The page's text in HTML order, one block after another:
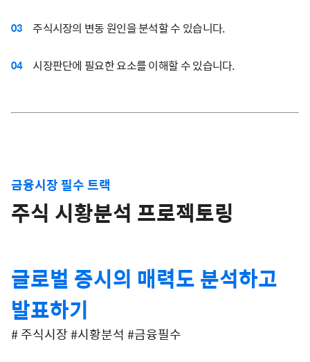
03 주식시장의 변동 원인을 분석할 수 있습니다.
04 시장판단에 필요한 요소를 이해할 수 있습니다.
금융시장 필수 트랙
주식 시황분석 프로젝토링
글로벌 증시의 매력도 분석하고
발표하기
# 주식시장 #시황분석 #금융필수